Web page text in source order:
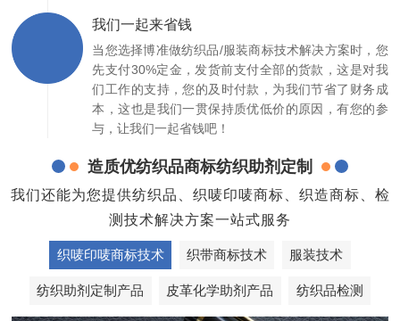
我们一起来省钱
当您选择博准做纺织品/服装商标技术解决方案时，您
先支付30%定金，发货前支付全部的货款，这是对我
们工作的支持，您的及时付款，为我们节省了财务成
本，这也是我们一贯保持质优低价的原因，有您的参
与，让我们一起省钱吧！
造质优纺织品商标纺织助剂定制
我们还能为您提供纺织品、织唛印唛商标、织造商标、检
测技术解决方案一站式服务
织唛印唛商标技术 织带商标技术 服装技术
纺织助剂定制产品 皮革化学助剂产品 纺织品检测